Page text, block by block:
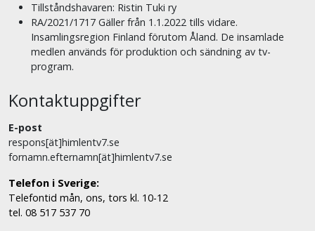
Tillståndshavaren: Ristin Tuki ry
RA/2021/1717 Gäller från 1.1.2022 tills vidare.
Insamlingsregion Finland förutom Åland. De insamlade
medlen används för produktion och sändning av tv-
program.
Kontaktuppgifter
E-post
respons[ät]himlentv7.se
fornamn.efternamn[ät]himlentv7.se
Telefon i Sverige:
Telefontid mån, ons, tors kl. 10-12
tel. 08 517 537 70